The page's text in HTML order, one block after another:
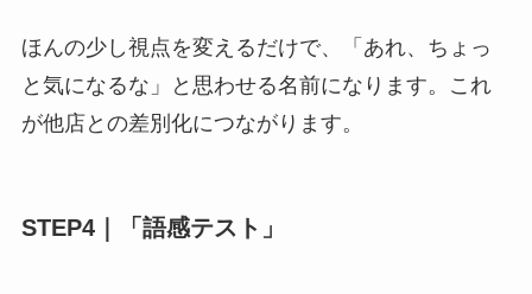
ほんの少し視点を変えるだけで、「あれ、ちょっ
と気になるな」と思わせる名前になります。これ
が他店との差別化につながります。
STEP4｜「語感テスト」